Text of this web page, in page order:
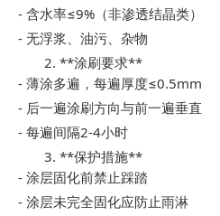
- 含水率≤9% （非渗透结晶类）
- 无浮浆、油污、杂物
2. **涂刷要求**
- 薄涂多遍，每遍厚度≤0.5mm
- 后一遍涂刷方向与前一遍垂直
- 每遍间隔2-4小时
3. **保护措施**
- 涂层固化前禁止踩踏
- 涂层未完全固化应防止雨淋